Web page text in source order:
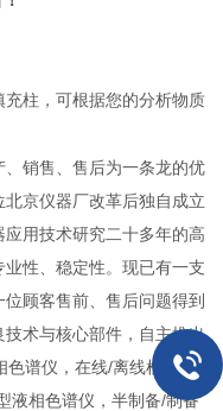
柱，可根据您的分析物质
销售、售后为一条龙的优
京仪器厂改革后独自成立
用技术研究二十多年的高
性、稳定性。现已有一支
顾客售前、售后问题得到
术与核心部件，自主推出
色谱仪，在线/离线检测色
液相色谱仪，半制备/制备